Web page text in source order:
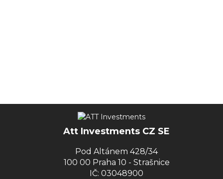
Att Investments CZ SE
Pod Altánem 428/34
100 00 Praha 10 - Strašnice
IČ: 03048900